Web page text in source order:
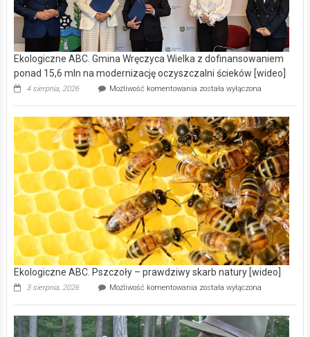
Ekologiczne ABC. Gmina Wręczyca Wielka z dofinansowaniem
ponad 15,6 mln na modernizację oczyszczalni ścieków [wideo]
4 sierpnia, 2026 Możliwość komentowania Ekologiczne
Wręczyca
Wielka
z
dofinansowaniem
ponad
15,6
mln
na
modernizację
oczyszczalni
ścieków
[wideo]
została wyłączona
Ekologiczne ABC. Pszczoły – prawdziwy skarb natury [wideo]
3 sierpnia, 2026 Możliwość komentowania Ekologiczne
–
prawdziwy
została wyłączona